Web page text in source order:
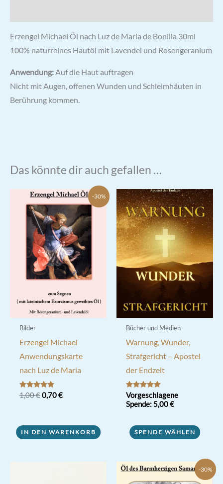
Erzengel Michael Öl nach Luz de Maria de Bonilla 30ml
100% naturreines Hautöl mit Lavendel und Rosengeranium
Anwendung:Auf die Haut auftragen
Nicht mit Augen, offenen Wunden und Schleimhäuten in
Berührung kommen.
Das könnte dir auch gefallen …
-30%
Bilder
Erzengel Michael
Anwendungskarte
nach Luz de Maria
Bewertet mit
5.00
1,00€ Ursprünglicher
0,70€Aktueller
IN DEN WARENKORB
Bücher und Medien
Warnung, Wunder,
Strafgericht – Apostel
der Endzeit
Bewertet mit
5.00
von 5
Vorgeschlagene
Spende: 5,00€
SPENDE WÄHLEN
-30%